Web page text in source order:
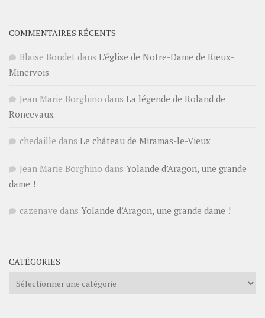
COMMENTAIRES RÉCENTS
Blaise Boudet dans L’église de Notre-Dame de Rieux-
Minervois
Jean Marie Borghino dans La légende de Roland de
Roncevaux
chedaille dans Le château de Miramas-le-Vieux
Jean Marie Borghino dans Yolande d’Aragon, une grande
dame !
cazenave dans Yolande d’Aragon, une grande dame !
CATÉGORIES
Catégories